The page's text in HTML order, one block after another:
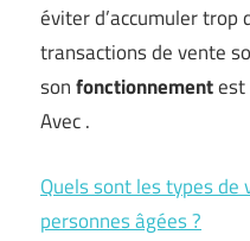
éviter d’accumuler trop
transactions de vente
sonfonctionnementest
Avec .
Quels sont les types
personnes âgées ?